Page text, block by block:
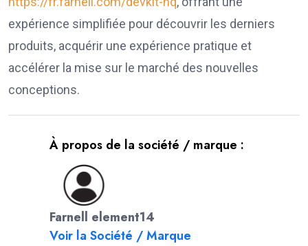
expérience simplifiée pour découvrir les derniers
produits, acquérir une expérience pratique et
accélérer la mise sur le marché des nouvelles
conceptions.
À propos de la société / marque :
Farnell element14
Voir la Société / Marque